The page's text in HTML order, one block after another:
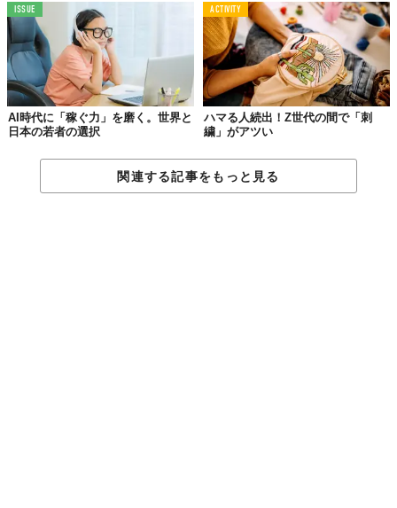
など、Z世代の採用から定着までを一気通貫で支援するソリュー
ション開発にも着手する予定だという。
この異色のタッグが、日本の職場環境にどのような変化をもたら
すのか、その動向が注目される。
ISSUE
AI時代に「稼ぐ力」を磨く。世界と
日本の若者の選択
ACTIVITY
ハマる人続出！Z世代の間で「刺
繍」がアツい
関連する記事をもっと見る